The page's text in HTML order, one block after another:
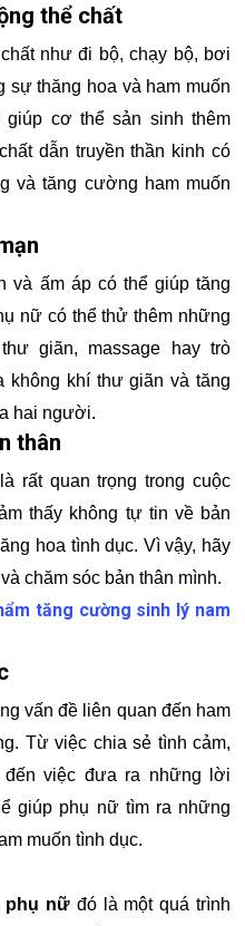
thể chất
như đi bộ, chạy bộ, bơi
sự thăng hoa và ham muốn
giúp cơ thể sản sinh thêm
dẫn truyền thần kinh có
và tăng cường ham muốn
và ấm áp có thể giúp tăng
nữ có thể thử thêm những
giãn, massage hay trò
không khí thư giãn và tăng
hai người.
thân
rất quan trọng trong cuộc
thấy không tự tin về bản
hoa tình dục. Vì vậy, hãy
chăm sóc bản thân mình.
tăng cường sinh lý nam
vấn đề liên quan đến ham
Từ việc chia sẻ tình cảm,
việc đưa ra những lời
giúp phụ nữ tìm ra những
muốn tình dục.
phụ nữđó là một quá trình